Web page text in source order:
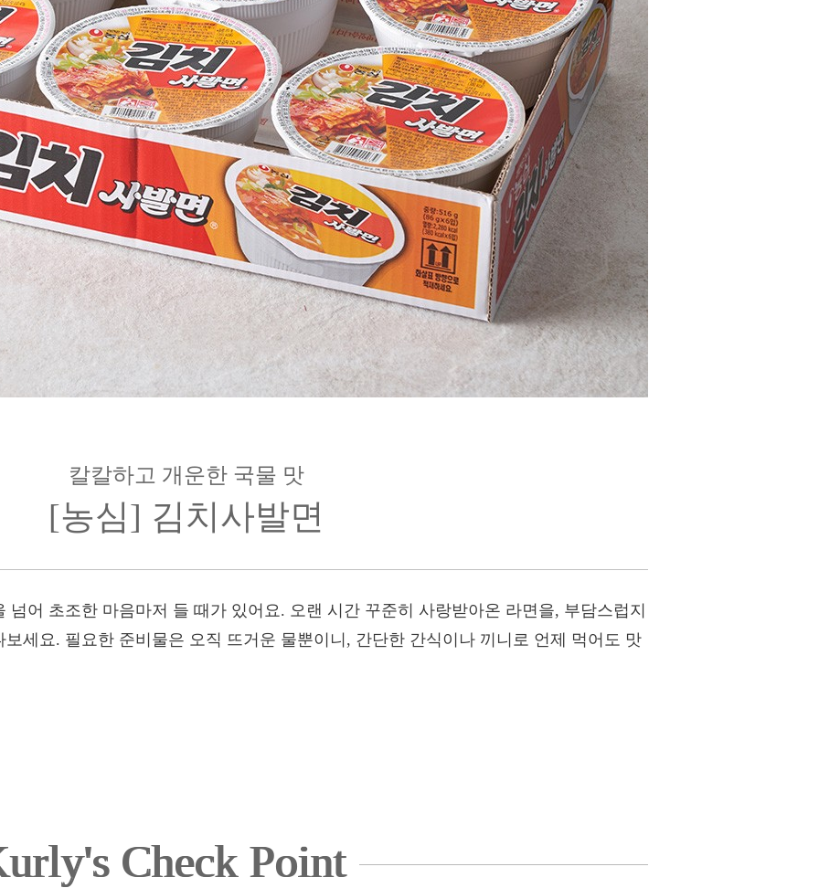
칼칼하고 개운한 국물 맛
[농심] 김치사발면
어 초조한 마음마저 들 때가 있어요. 오랜 시간 꾸준히 사랑받아온 라면을, 부담스럽지
세요. 필요한 준비물은 오직 뜨거운 물뿐이니, 간단한 간식이나 끼니로 언제 먹어도 맛
Check Point